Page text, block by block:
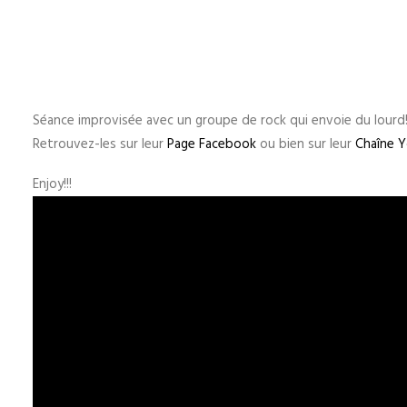
Séance improvisée avec un groupe de rock qui envoie du
Retrouvez-les sur leurPage Facebook ou bien sur leurChaîne
Enjoy!!!